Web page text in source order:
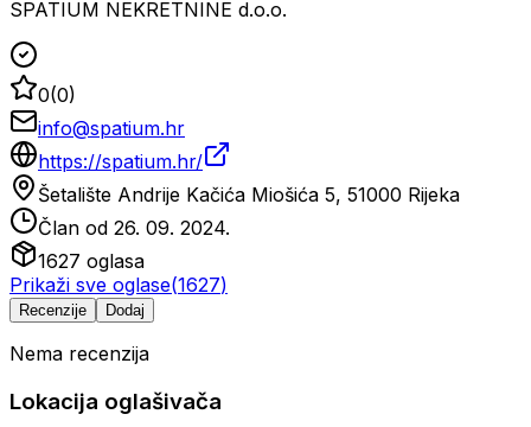
SPATIUM NEKRETNINE d.o.o.
0(0)
info@spatium.hr
https://spatium.hr/
Šetalište Andrije Kačića Miošića 5, 51000 Rijeka
Član od 26. 09. 2024.
1627 oglasa
Prikaži sve oglase(1627)
Recenzije Dodaj
Nema recenzija
Lokacija oglašivača